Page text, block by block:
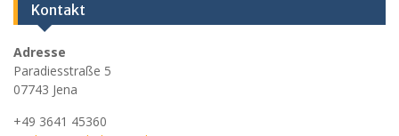
Kontakt
Adresse
Paradiesstraße 5
07743 Jena
+49 3641 45360